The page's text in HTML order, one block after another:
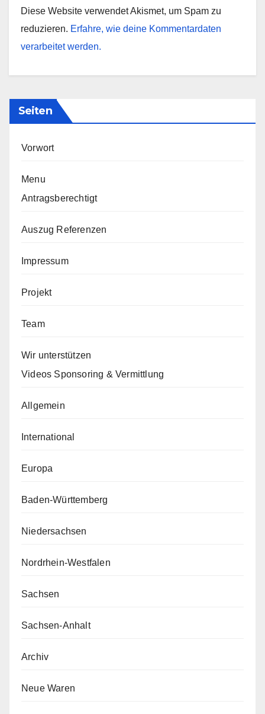
Diese Website verwendet Akismet, um Spam zu
reduzieren. Erfahre, wie deine Kommentardaten
verarbeitet werden.
Seiten
Vorwort
Menu
Antragsberechtigt
Auszug Referenzen
Impressum
Projekt
Team
Wir unterstützen
Videos Sponsoring & Vermittlung
Allgemein
International
Europa
Baden-Württemberg
Niedersachsen
Nordrhein-Westfalen
Sachsen
Sachsen-Anhalt
Archiv
Neue Waren